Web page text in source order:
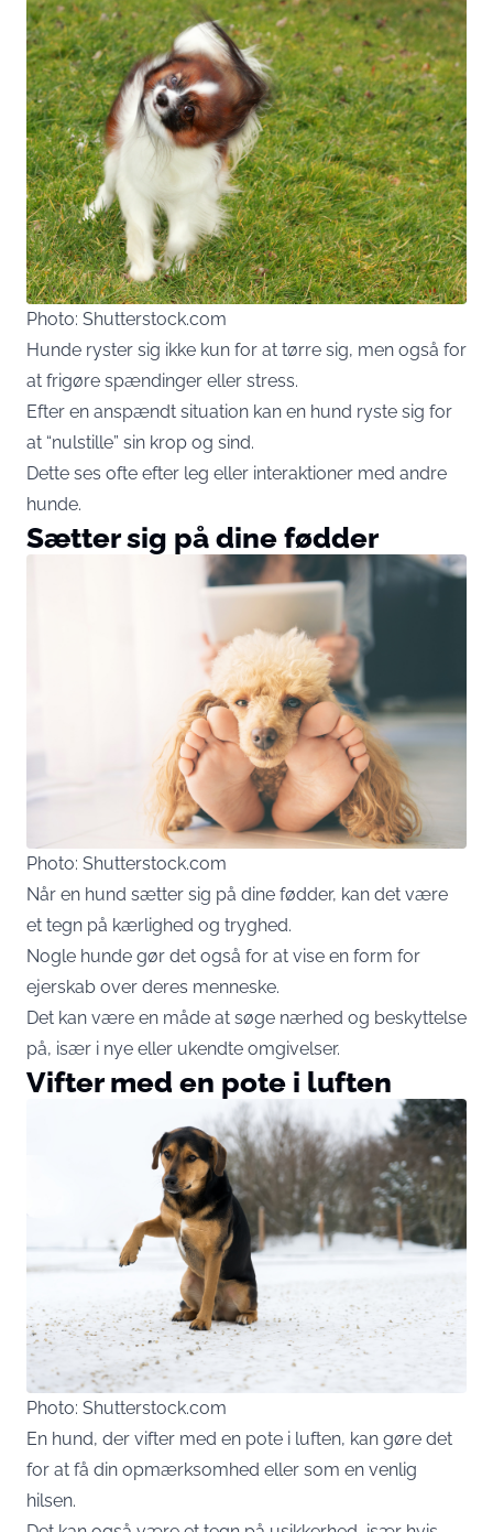
Photo: Shutterstock.com
Hunde ryster sig ikke kun for at tørre sig, men også for
at frigøre spændinger eller stress.
Efter en anspændt situation kan en hund ryste sig for
at “nulstille” sin krop og sind.
Dette ses ofte efter leg eller interaktioner med andre
hunde.
Sætter sig på dine fødder
Photo: Shutterstock.com
Når en hund sætter sig på dine fødder, kan det være
et tegn på kærlighed og tryghed.
Nogle hunde gør det også for at vise en form for
ejerskab over deres menneske.
Det kan være en måde at søge nærhed og beskyttelse
på, især i nye eller ukendte omgivelser.
Vifter med en pote i luften
Photo: Shutterstock.com
En hund, der vifter med en pote i luften, kan gøre det
for at få din opmærksomhed eller som en venlig
hilsen.